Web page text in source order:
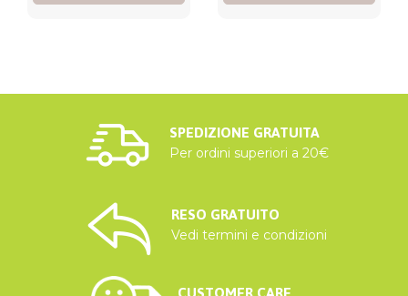
SPEDIZIONE GRATUITA
Per ordini superiori a 20€
RESO GRATUITO
Vedi termini e condizioni